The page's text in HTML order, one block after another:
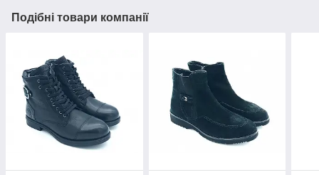
Подібні товари компанії